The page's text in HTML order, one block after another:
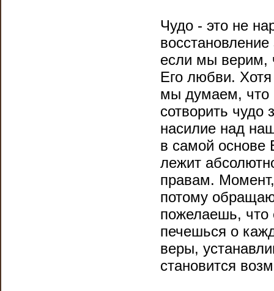
Чудо - это не
если мы верим,
Его любви.
мы думаем, что
сотворить чудо
насилие над
в самой основе
лежит
правам.
потому
пожелаешь, что
печешься о
веры,
становится